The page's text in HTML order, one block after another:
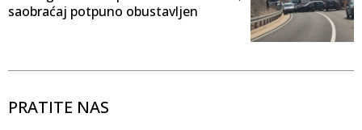
saobraćaj potpuno obustavljen
PRATITE NAS